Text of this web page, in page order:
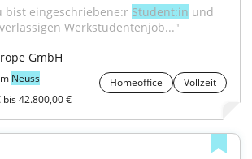
bist eingeschriebene:r Student:in und
Werkstudentenjob..."
GmbH
Neuss Homeoffice
Vollzeit
bis 42.800,00 €